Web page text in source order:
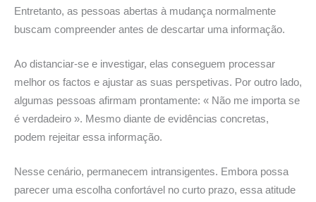
Entretanto, as pessoas abertas à mudança normalmente
buscam compreender antes de descartar uma informação.
Ao distanciar-se e investigar, elas conseguem processar
melhor os factos e ajustar as suas perspetivas. Por outro lado,
algumas pessoas afirmam prontamente: « Não me importa se
é verdadeiro ». Mesmo diante de evidências concretas,
podem rejeitar essa informação.
Nesse cenário, permanecem intransigentes. Embora possa
parecer uma escolha confortável no curto prazo, essa atitude